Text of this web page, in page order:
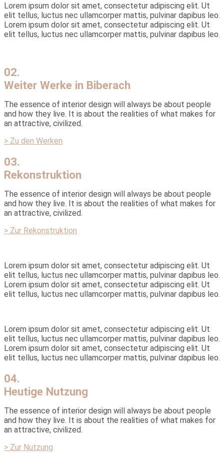
Lorem ipsum dolor sit amet, consectetur adipiscing elit. Ut
elit tellus, luctus nec ullamcorper mattis, pulvinar dapibus leo.
Lorem ipsum dolor sit amet, consectetur adipiscing elit. Ut
elit tellus, luctus nec ullamcorper mattis, pulvinar dapibus leo.
02.
Weiter Werke in Biberach
The essence of interior design will always be about people
and how they live. It is about the realities of what makes for
an attractive, civilized.
> Zu den Werken
03.
Rekonstruktion
The essence of interior design will always be about people
and how they live. It is about the realities of what makes for
an attractive, civilized.
> Zur Rekonstruktion
Lorem ipsum dolor sit amet, consectetur adipiscing elit. Ut
elit tellus, luctus nec ullamcorper mattis, pulvinar dapibus leo.
Lorem ipsum dolor sit amet, consectetur adipiscing elit. Ut
elit tellus, luctus nec ullamcorper mattis, pulvinar dapibus leo.
Lorem ipsum dolor sit amet, consectetur adipiscing elit. Ut
elit tellus, luctus nec ullamcorper mattis, pulvinar dapibus leo.
Lorem ipsum dolor sit amet, consectetur adipiscing elit. Ut
elit tellus, luctus nec ullamcorper mattis, pulvinar dapibus leo.
04.
Heutige Nutzung
The essence of interior design will always be about people
and how they live. It is about the realities of what makes for
an attractive, civilized.
> Zur Nutzung